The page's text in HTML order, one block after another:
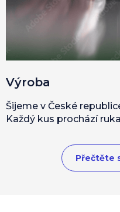
Výroba
Šijeme v České
Každý kus prochází
Přečtěte